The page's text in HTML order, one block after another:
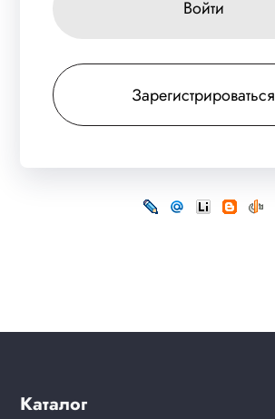
Войти
Зарегистрироваться
Каталог